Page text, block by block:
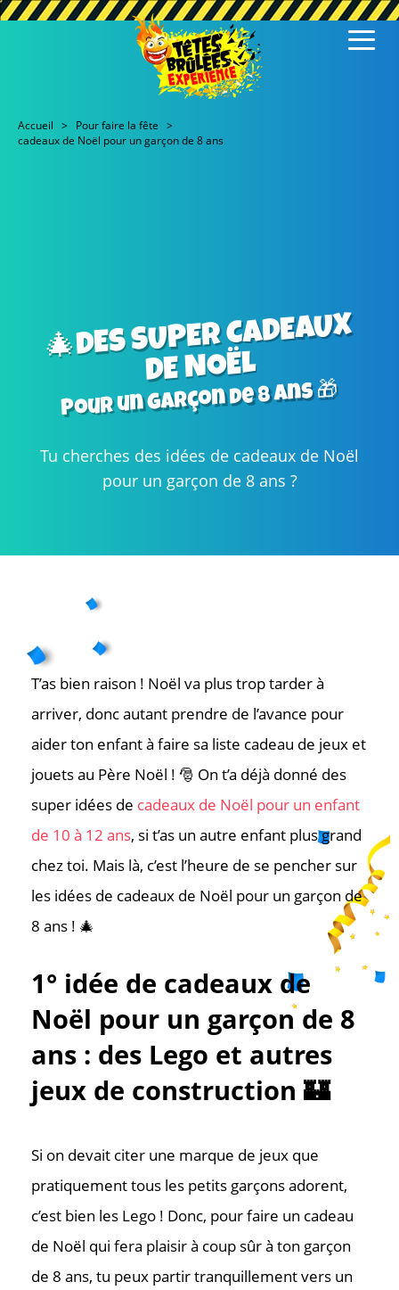
Accueil
Pour faire la fête
cadeaux de Noël pour un garçon de 8 ans
🎄DES SUPER CADEAUX
DE NOËL
Pour un garçon de 8 ans 🎁
Tu cherches des idées de cadeaux de Noël
pour un garçon de 8 ans ?
T’as bien raison ! Noël va plus trop tarder à
arriver, donc autant prendre de l’avance pour
aider ton enfant à faire sa liste cadeau de jeux et
jouets au Père Noël ! 🎅 On t’a déjà donné des
super idées de cadeaux de Noël pour un enfant
de 10 à 12 ans, si t’as un autre enfant plus grand
chez toi. Mais là, c’est l’heure de se pencher sur
les idées de cadeaux de Noël pour un garçon de
8 ans ! 🎄
1° idée de cadeaux de
Noël pour un garçon de 8
ans : des Lego et autres
jeux de construction 🏰
Si on devait citer une marque de jeux que
pratiquement tous les petits garçons adorent,
c’est bien les Lego ! Donc, pour faire un cadeau
de Noël qui fera plaisir à coup sûr à ton garçon
de 8 ans, tu peux partir tranquillement vers un